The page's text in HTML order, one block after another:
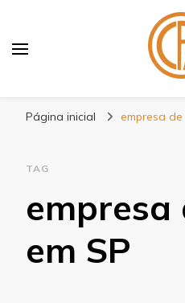
Página inicial empresa
TAG
empresa
em SP